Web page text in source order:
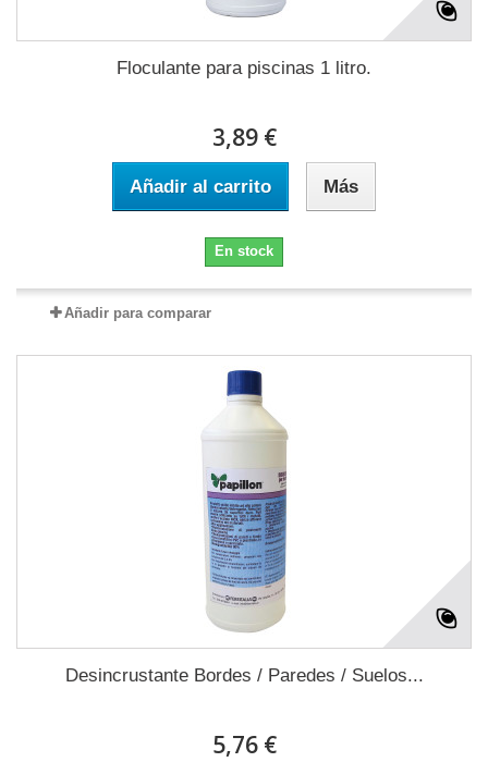
Floculante para piscinas 1 litro.
3,89 €
Añadir al carrito Más
En stock
Añadir para comparar
Desincrustante Bordes / Paredes / Suelos...
5,76 €